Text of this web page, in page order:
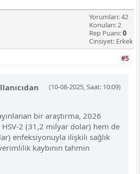
Yorumları: 42
Konuları: 2
Rep Puanı:0
Cinsiyet: Erkek
#5
(10-08-2025, Saat: 10:09)
bir araştırma, 2026
HSV-2 (31,2 milyar dolar) hem de
enfeksiyonuyla ilişkili sağlık
kaybının tahmin